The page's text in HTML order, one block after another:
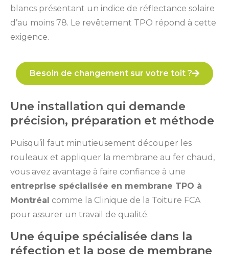
blancs présentant un indice de réflectance solaire
d’au moins 78. Le revêtement TPO répond à cette
exigence.
Besoin de changement sur votre toit ?
Une installation qui demande
précision, préparation et méthode
Puisqu’il faut minutieusement découper les
rouleaux et appliquer la membrane au fer chaud,
vous avez avantage à faire confiance à une
entreprise spécialisée en membrane TPO à
Montréal comme la Clinique de la Toiture FCA
pour assurer un travail de qualité.
Une équipe spécialisée dans la
réfection et la pose de membrane